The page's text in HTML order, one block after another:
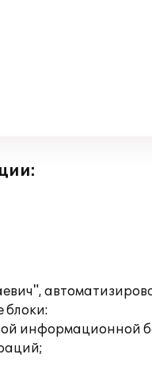
блоки:
информационной